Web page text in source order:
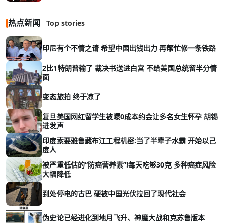
热点新闻 Top stories
印尼有个不情之请 希望中国出钱出力 再帮忙修一条铁路
2比1特朗普输了 裁决书送进白宫 不给美国总统留半分情
面
变态旅拍 终于凉了
复旦美国网红留学生被曝0成本约会让多名女生怀孕 胡锡
进发声
印度索要雅鲁藏布江工程机密:当了半辈子水霸 开始以己
度人
被严重低估的“防癌营养素”!每天吃够30克 多种癌症风险
大幅降低
到处停电的古巴 硬被中国光伏拉回了现代社会
伪史论已经进化到地月飞升、神魔大战和克苏鲁版本